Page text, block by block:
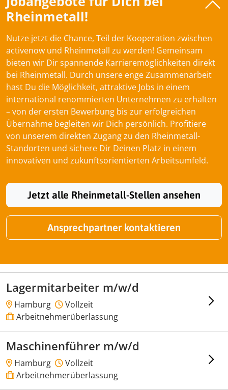
Rheinmetall!
Nutze jetzt die Chance, Teil der Kooperation zwischen
activenow und Rheinmetall zu werden! Gemeinsam
bieten wir Dir spannende Karrieremöglichkeiten direkt
bei Rheinmetall. Durch unsere enge Zusammenarbeit
hast Du die Möglichkeit, attraktive Jobs in einem
international renommierten Unternehmen zu erhalten
– von der ersten Bewerbung bis zur erfolgreichen
Übernahme begleiten wir Dich persönlich. Profitiere
von unserem direkten Zugang zu den Rheinmetall-
Standorten und sichere Dir Deinen Platz in einem
innovativen und zukunftsorientierten Arbeitsumfeld.
Jetzt alle Rheinmetall-Stellen ansehen
Ansprechpartner kontaktieren
Lagermitarbeiter m/w/d
Hamburg
Vollzeit
Arbeitnehmerüberlassung
Maschinenführer m/w/d
Hamburg
Vollzeit
Arbeitnehmerüberlassung